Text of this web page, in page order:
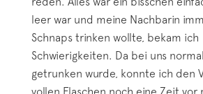
leer war und meine Nachbarin
Schnaps trinken wollte, bekam ich
Schwierigkeiten. Da bei uns
getrunken wurde, konnte ich den
vollen Flaschen noch eine Zeit vor